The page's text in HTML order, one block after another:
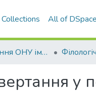
All of DSpace
Наукові видання ОНУ імені І. І. Мечникова
у